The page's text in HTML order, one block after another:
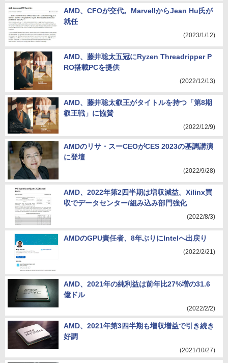
AMD、CFOが交代。MarvellからJean Hu氏が
就任
(2023/1/12)
AMD、藤井聡太五冠にRyzen Threadripper P
RO搭載PCを提供
(2022/12/13)
AMD、藤井聡太叡王がタイトルを持つ「第8期
叡王戦」に協賛
(2022/12/9)
AMDのリサ・スーCEOがCES 2023の基調講演
に登壇
(2022/9/28)
AMD、2022年第2四半期は増収減益。Xilinx買
収でデータセンター/組み込み部門強化
(2022/8/3)
AMDのGPU責任者、8年ぶりにIntelへ出戻り
(2022/2/21)
AMD、2021年の純利益は前年比27%増の31.6
億ドル
(2022/2/2)
AMD、2021年第3四半期も増収増益で引き続き
好調
(2021/10/27)